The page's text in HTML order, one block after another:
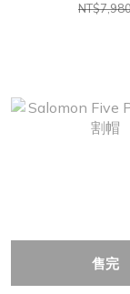
售完